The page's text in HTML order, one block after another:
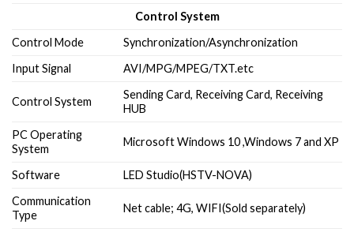
Control System
Control Mode
Synchronization/Asynchronization
Input Signal
AVI/MPG/MPEG/TXT.etc
Control System
Sending Card, Receiving Card, Receiving
HUB
PC Operating
System
Microsoft Windows 10 ,Windows 7 and XP
Software
LED Studio(HSTV-NOVA)
Communication
Type
Net cable; 4G, WIFI(Sold separately)